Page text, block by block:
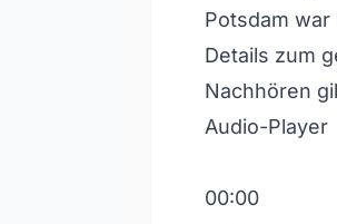
Potsdam
Details zum
Nachhören
Audio-Player
00:00